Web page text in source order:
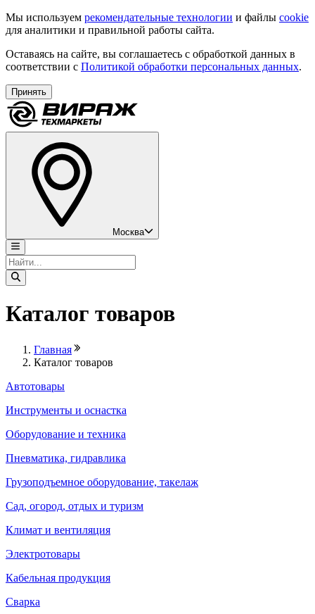
Мы используем рекомендательные технологии и файлы cookie
для аналитики и правильной работы сайта.
Оставаясь на сайте, вы соглашаетесь с обработкой данных в
соответствии с Политикой обработки персональных данных.
Принять
Москва
Каталог товаров
Главная
Каталог товаров
Автотовары
Инструменты и оснастка
Оборудование и техника
Пневматика, гидравлика
Грузоподъемное оборудование, такелаж
Сад, огород, отдых и туризм
Климат и вентиляция
Электротовары
Кабельная продукция
Сварка